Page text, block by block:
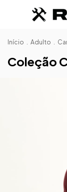
Início Adulto
Coleção